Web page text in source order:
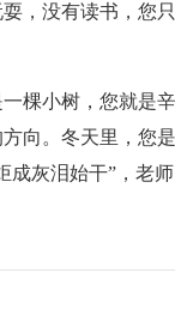
，没有读书，您
棵小树，您就是
向。冬天里，您
灰泪始干”，老